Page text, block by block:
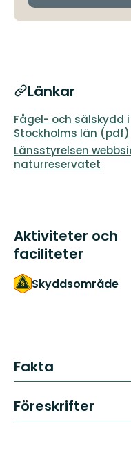
Länkar
Fågel- och sälskydd i
Stockholms län (pdf)
Länsstyrelsen
naturreservatet
Aktiviteter och
faciliteter
Skyddsområde
Fakta
Föreskrifter